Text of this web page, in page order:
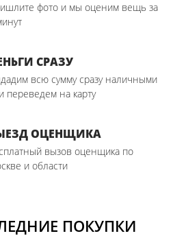
фото и мы оценим вещь за
СРАЗУ
всю сумму сразу наличными
переведем на карту
ОЦЕНЩИКА
вызов оценщика по
и области
ПОКУПКИ